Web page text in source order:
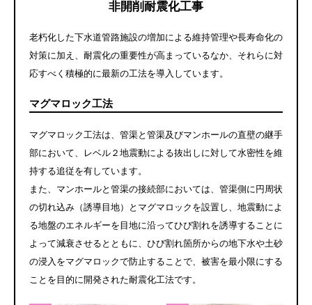
非開削耐震化工事
老朽化した下水道管路施設の増加による維持管理や長寿命化の
対策に加え、耐震化の重要性が高まっているなか、それらに対
応すべく積極的に最新の工法を導入しています。
マグマロック工法
マグマロック工法は、管渠と管渠及びマンホールの直壁の継手
部において、レベル２地震動による抜出しに対して水密性を維
持する追従を有しています。
また、マンホールと管渠の接続部においては、管渠側に円周状
の切れ込み（誘導目地）とマグマロックを設置し、地震動によ
る地盤のエネルギーを目地に沿ってひび割れを誘導することに
よって減衰させるとともに、ひび割れ箇所からの地下水や土砂
の浸入をマグマロックで防止することで、被害を最小限にする
ことを目的に開発された耐震化工法です。